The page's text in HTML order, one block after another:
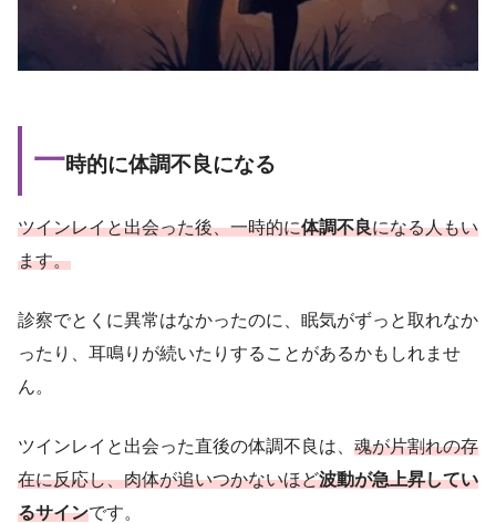
一時的に体調不良になる
ツインレイと出会った後、一時的に体調不良になる人もい
ます。
診察でとくに異常はなかったのに、眠気がずっと取れなか
ったり、耳鳴りが続いたりすることがあるかもしれませ
ん。
ツインレイと出会った直後の体調不良は、 魂が片割れの存
在に反応し、肉体が追いつかないほど波動が急上昇してい
るサインです。